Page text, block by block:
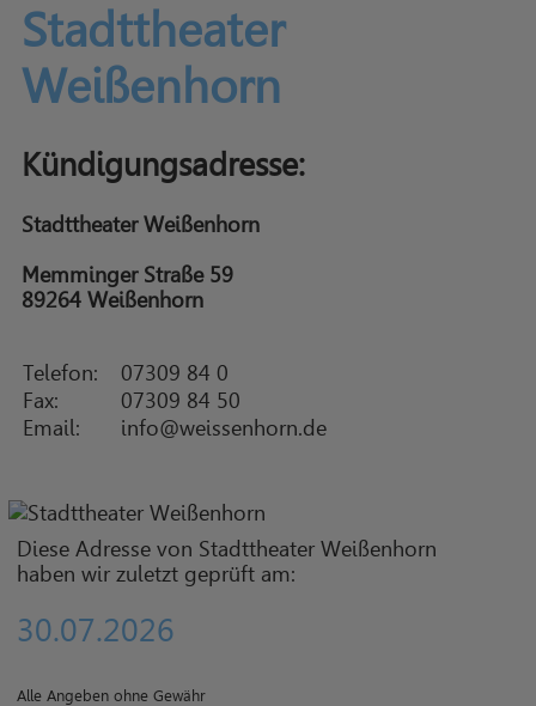
Stadttheater
Weißenhorn
Kündigungsadresse:
Stadttheater Weißenhorn
Memminger Straße 59
89264 Weißenhorn
Telefon:
07309 84 0
Fax:
07309 84 50
Email:
info@weissenhorn.de
Diese Adresse von Stadttheater Weißenhorn
haben wir zuletzt geprüft am:
30.07.2026
Alle Angeben ohne Gewähr